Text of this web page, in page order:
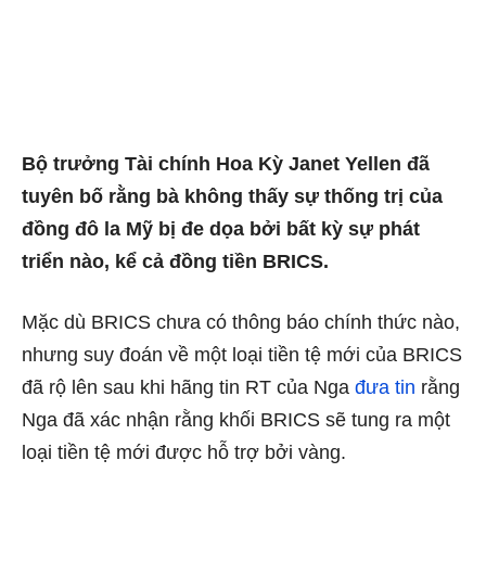
Bộ trưởng Tài chính Hoa Kỳ Janet Yellen đã
tuyên bố rằng bà không thấy sự thống trị của
đồng đô la Mỹ bị đe dọa bởi bất kỳ sự phát
triển nào, kể cả đồng tiền BRICS.
Mặc dù BRICS chưa có thông báo chính thức nào,
nhưng suy đoán về một loại tiền tệ mới của BRICS
đã rộ lên sau khi hãng tin RT của Nga đưa tin rằng
Nga đã xác nhận rằng khối BRICS sẽ tung ra một
loại tiền tệ mới được hỗ trợ bởi vàng.